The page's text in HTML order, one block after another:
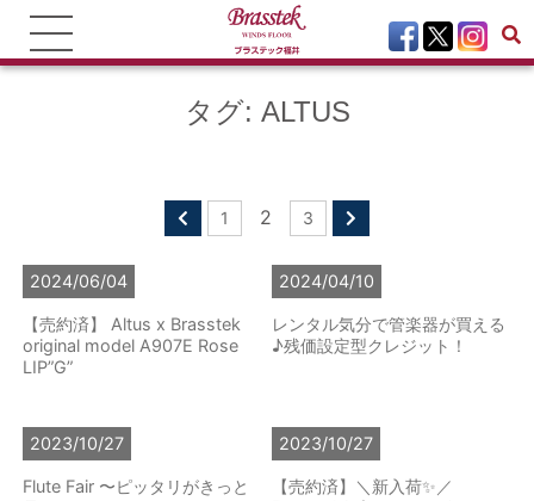
タグ: ALTUS
1 2 3
2024/06/04
【売約済】 Altus x Brasstek
original model A907E Rose
LIP”G”
2024/04/10
レンタル気分で管楽器が買える
♪残価設定型クレジット！
2023/10/27
Flute Fair 〜ピッタリがきっと
2023/10/27
【売約済】＼新入荷✨／